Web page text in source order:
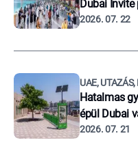
Dubai
2026. 07. 22
UAE,
Hatalmas
épül Dubai
2026. 07. 21